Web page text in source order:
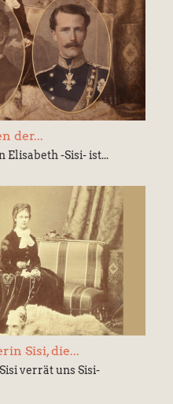
der...
-Sisi- ist...
Sisi, die...
verrät uns Sisi-